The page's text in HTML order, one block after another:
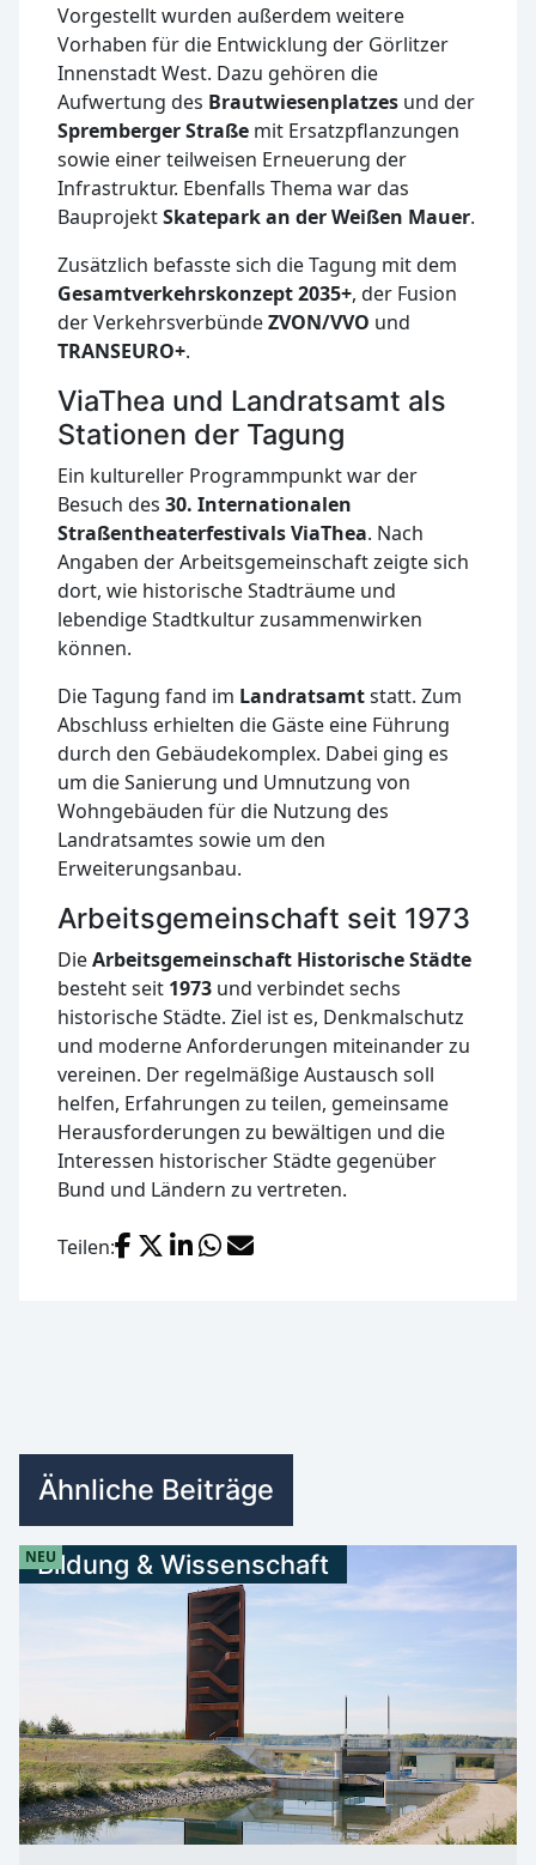
Vorgestellt wurden außerdem weitere
Vorhaben für die Entwicklung der Görlitzer
Innenstadt West. Dazu gehören die
Aufwertung des Brautwiesenplatzes und der
Spremberger Straße mit Ersatzpflanzungen
sowie einer teilweisen Erneuerung der
Infrastruktur. Ebenfalls Thema war das
BauprojektSkatepark an der Weißen Mauer.
Zusätzlich befasste sich die Tagung mit dem
Gesamtverkehrskonzept 2035+, der Fusion
der VerkehrsverbündeZVON/VVO und
TRANSEURO+.
ViaThea und Landratsamt als
Stationen der Tagung
Ein kultureller Programmpunkt war der
Besuch des 30. Internationalen
Straßentheaterfestivals ViaThea. Nach
Angaben der Arbeitsgemeinschaft zeigte sich
dort, wie historische Stadträume und
lebendige Stadtkultur zusammenwirken
können.
Die Tagung fand im Landratsamtstatt. Zum
Abschluss erhielten die Gäste eine Führung
durch den Gebäudekomplex. Dabei ging es
um die Sanierung und Umnutzung von
Wohngebäuden für die Nutzung des
Landratsamtes sowie um den
Erweiterungsanbau.
Arbeitsgemeinschaft seit 1973
DieArbeitsgemeinschaft Historische Städte
besteht seit 1973 und verbindet sechs
historische Städte. Ziel ist es, Denkmalschutz
und moderne Anforderungen miteinander zu
vereinen. Der regelmäßige Austausch soll
helfen, Erfahrungen zu teilen, gemeinsame
Herausforderungen zu bewältigen und die
Interessen historischer Städte gegenüber
Bund und Ländern zu vertreten.
Teilen: Facebook
X (Twitter)
LinkedIn
WhatsApp
Ähnliche Beiträge
Bildung & Wissenschaft
NEU